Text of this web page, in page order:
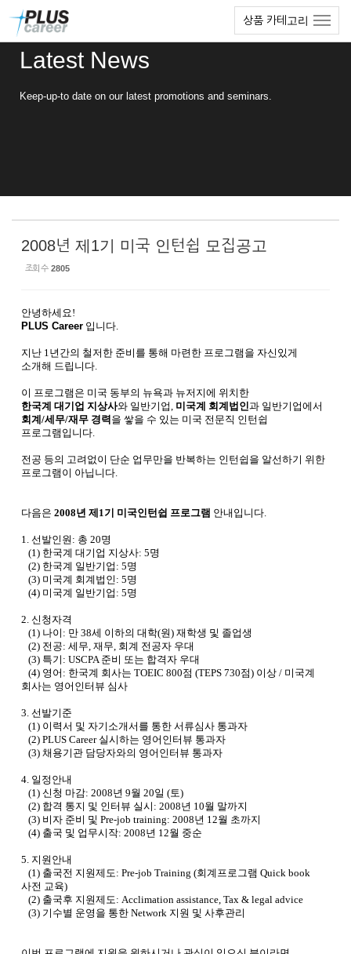
상품 카테고리
Latest News
Keep-up-to date on our latest promotions and seminars.
2008년 제1기 미국 인턴쉽 모집공고
조회 수 2805
안녕하세요!
PLUS Career 입니다.
지난 1년간의 철저한 준비를 통해 마련한 프로그램을 자신있게
소개해 드립니다.
이 프로그램은 미국 동부의 뉴욕과 뉴저지에 위치한
한국계 대기업 지상사와 일반기업, 미국계 회계법인과 일반기업에서
회계 /세무/재무 경력 을 쌓을 수 있는 미국 전문직 인턴쉽
프로그램입니다.
전공 등의 고려없이 단순 업무만을 반복하는 인턴쉽을 알선하기 위한
프로그램이 아닙니다.
다음은 2008년 제 1기 미국인턴쉽 프로그램 안내입니다.
1. 선발인원 : 총 20명
(1) 한국계 대기업 지상사: 5명
(2) 한국계 일반기업 : 5명
(3) 미국계 회계법인 : 5명
(4) 미국계 일반기업 : 5명
2. 신청자격
(1) 나이 : 만 38세 이하의 대학(원) 재학생 및 졸업생
(2) 전공: 세무, 재무, 회계 전공자 우대
(3) 특기 : USCPA준비 또는 합격자 우대
(4) 영어 : 한국계 회사는 TOEIC 800점 (TEPS 730점) 이상 / 미국계
회사는 영어인터뷰 심사
3. 선발기준
(1) 이력서 및 자기소개서를 통한 서류심사 통과자
(2) PLUS Career 실시하는 영어인터뷰 통과자
(3) 채용기관 담당자와의 영어인터뷰 통과자
4. 일정안내
(1) 신청 마감: 2008년 9월 20일 (토)
(2) 합격 통지 및 인터뷰 실시 : 2008년 10월 말까지
(3) 비자 준비 및 Pre-job training: 2008년 12월 초까지
(4) 출국 및 업무시작: 2008년 12월 중순
5. 지원안내
(1) 출국전 지원제도: Pre-job Training (회계프로그램 Quick book
사전 교육)
(2) 출국후 지원제도: Acclimation assistance, Tax & legal advice
(3) 기수별 운영을 통한 Network 지원 및 사후관리